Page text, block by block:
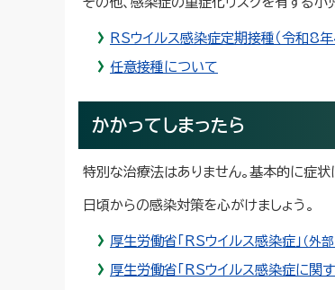
RSウイルス感染症定期接種（令和8
任意接種について
かかってしまったら
特別な治療法はありません。基本的に症状
日頃からの感染対策を心がけましょう。
厚生労働省「RSウイルス感染症」 （外部
厚生労働省「RSウイルス感染症に関